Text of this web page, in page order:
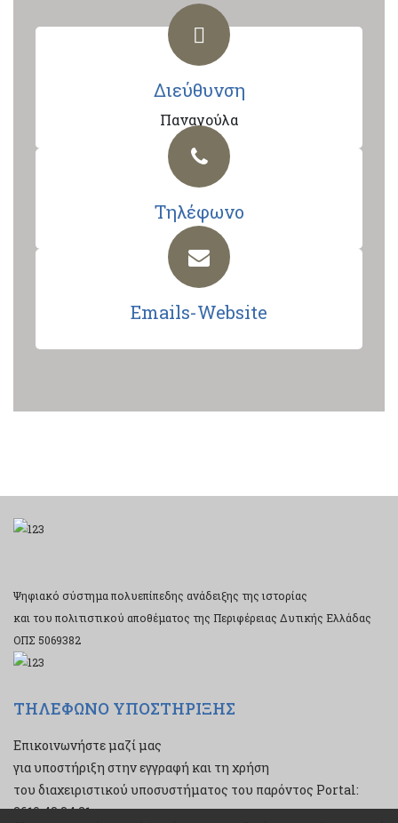
Διεύθυνση
Παναγούλα
Τηλέφωνο
Emails-Website
Ψηφιακό σύστημα πολυεπίπεδης ανάδειξης της ιστορίας
και του πολιτιστικού αποθέματος της Περιφέρειας Δυτικής Ελλάδας
ΟΠΣ 5069382
ΤΗΛΕΦΩΝΟ ΥΠΟΣΤΗΡΙΞΗΣ
Επικοινωνήστε μαζί μας
για υποστήριξη στην εγγραφή και τη χρήση
του διαχειριστικού υποσυστήματος του παρόντος Portal:
2610 43 34 21